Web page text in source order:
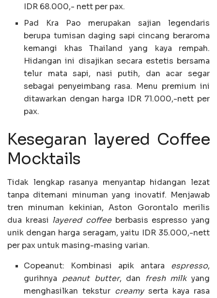
IDR 68.000,- nett per pax.
Pad Kra Pao merupakan sajian legendaris
berupa tumisan daging sapi cincang beraroma
kemangi khas Thailand yang kaya rempah.
Hidangan ini disajikan secara estetis bersama
telur mata sapi, nasi putih, dan acar segar
sebagai penyeimbang rasa. Menu premium ini
ditawarkan dengan harga IDR 71.000,-nett per
pax.
Kesegaran layered Coffee
Mocktails
Tidak lengkap rasanya menyantap hidangan lezat
tanpa ditemani minuman yang inovatif. Menjawab
tren minuman kekinian, Aston Gorontalo merilis
dua kreasi layered coffee berbasis espresso yang
unik dengan harga seragam, yaitu IDR 35.000,-nett
per pax untuk masing-masing varian.
Copeanut: Kombinasi apik antara espresso,
gurihnya peanut butter, dan fresh milkyang
menghasilkan tekstur creamyserta kaya rasa